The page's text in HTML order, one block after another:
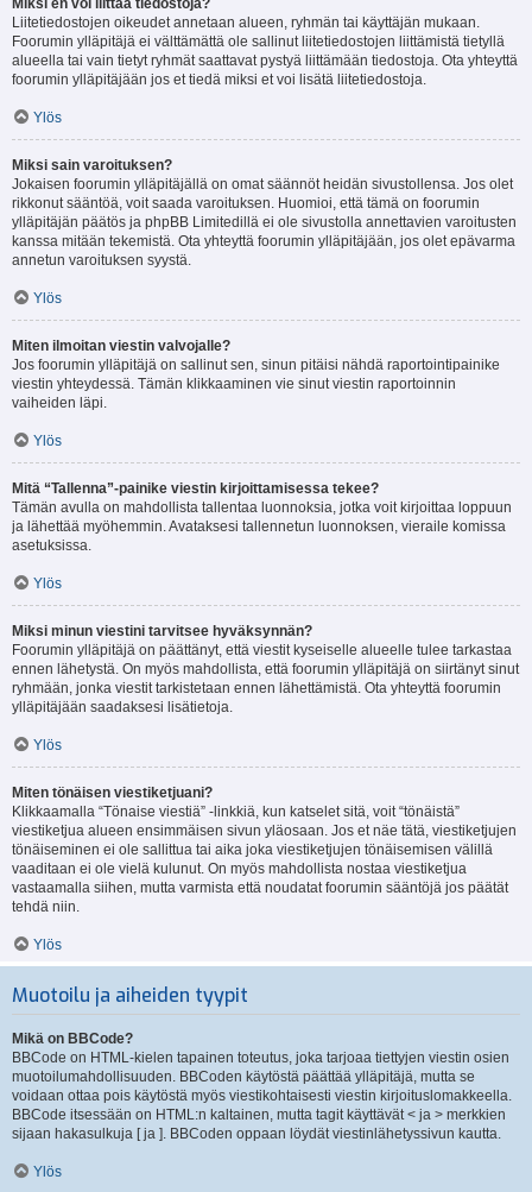
Miksi en voi liittää tiedostoja?
Liitetiedostojen oikeudet annetaan alueen, ryhmän tai käyttäjän mukaan.
Foorumin ylläpitäjä ei välttämättä ole sallinut liitetiedostojen liittämistä tietyllä
alueella tai vain tietyt ryhmät saattavat pystyä liittämään tiedostoja. Ota yhteyttä
foorumin ylläpitäjään jos et tiedä miksi et voi lisätä liitetiedostoja.
Ylös
Miksi sain varoituksen?
Jokaisen foorumin ylläpitäjällä on omat säännöt heidän sivustollensa. Jos olet
rikkonut sääntöä, voit saada varoituksen. Huomioi, että tämä on foorumin
ylläpitäjän päätös ja phpBB Limitedillä ei ole sivustolla annettavien varoitusten
kanssa mitään tekemistä. Ota yhteyttä foorumin ylläpitäjään, jos olet epävarma
annetun varoituksen syystä.
Ylös
Miten ilmoitan viestin valvojalle?
Jos foorumin ylläpitäjä on sallinut sen, sinun pitäisi nähdä raportointipainike
viestin yhteydessä. Tämän klikkaaminen vie sinut viestin raportoinnin
vaiheiden läpi.
Ylös
Mitä “Tallenna”-painike viestin kirjoittamisessa tekee?
Tämän avulla on mahdollista tallentaa luonnoksia, jotka voit kirjoittaa loppuun
ja lähettää myöhemmin. Avataksesi tallennetun luonnoksen, vieraile komissa
asetuksissa.
Ylös
Miksi minun viestini tarvitsee hyväksynnän?
Foorumin ylläpitäjä on päättänyt, että viestit kyseiselle alueelle tulee tarkastaa
ennen lähetystä. On myös mahdollista, että foorumin ylläpitäjä on siirtänyt sinut
ryhmään, jonka viestit tarkistetaan ennen lähettämistä. Ota yhteyttä foorumin
ylläpitäjään saadaksesi lisätietoja.
Ylös
Miten tönäisen viestiketjuani?
Klikkaamalla “Tönaise viestiä” -linkkiä, kun katselet sitä, voit “tönäistä”
viestiketjua alueen ensimmäisen sivun yläosaan. Jos et näe tätä, viestiketjujen
tönäiseminen ei ole sallittua tai aika joka viestiketjujen tönäisemisen välillä
vaaditaan ei ole vielä kulunut. On myös mahdollista nostaa viestiketjua
vastaamalla siihen, mutta varmista että noudatat foorumin sääntöjä jos päätät
tehdä niin.
Ylös
Muotoilu ja aiheiden tyypit
Mikä on BBCode?
BBCode on HTML-kielen tapainen toteutus, joka tarjoaa tiettyjen viestin osien
muotoilumahdollisuuden. BBCoden käytöstä päättää ylläpitäjä, mutta se
voidaan ottaa pois käytöstä myös viestikohtaisesti viestin kirjoituslomakkeella.
BBCode itsessään on HTML:n kaltainen, mutta tagit käyttävät < ja > merkkien
sijaan hakasulkuja [ ja ]. BBCoden oppaan löydät viestinlähetyssivun kautta.
Ylös